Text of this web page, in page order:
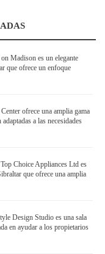
Madison es un elegante
que ofrece un enfoque
ofrece una amplia gama
a las necesidades
Top Choice Appliances Ltd es
que ofrece una amplia
Design Studio es una sala
en ayudar a los propietarios